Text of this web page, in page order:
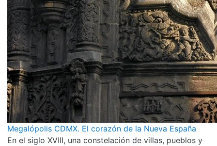
Megalópolis CDMX. El corazón de la Nueva España
En el siglo XVIII, una constelación de villas, pueblos y